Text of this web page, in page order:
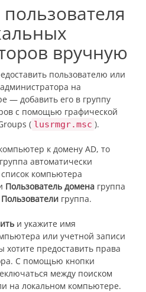
вручную
пользователю или
на
— добавить его в группу
с помощью графической
( lusrmgr.msc ).
к домену AD, то
группа автоматически
компьютера
Пользователь домена группа
Пользователи группа.
и укажите имя
или учетной записи
хотите предоставить права
С помощью кнопки
между поиском
на локальном компьютере.